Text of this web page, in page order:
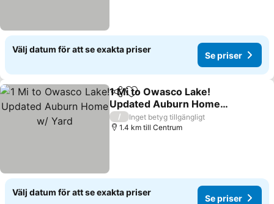
Välj datum för att se exakta priser
Se priser
Dela Lägg till i Mina Favoriter
1 Mi to Owasco Lake!
Updated Auburn Home
w/ Yard
/
Inget betyg tillgängligt
1.4 km till Centrum
Välj datum för att se exakta priser
Se priser